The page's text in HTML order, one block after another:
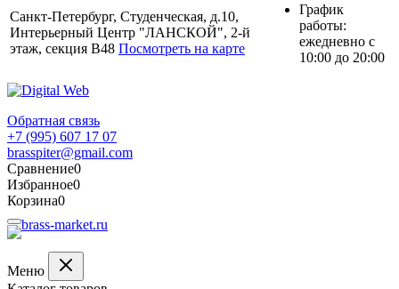
Санкт-Петербург, Студенческая, д.10,
Интерьерный Центр "ЛАНСКОЙ", 2-й
этаж, секция В48 Посмотреть на карте
График
работы:
ежедневно с
10:00 до 20:00
Обратная связь
+7 (995) 607 17 07
brasspiter@gmail.com
Сравнение0
Избранное0
Корзина0
Меню